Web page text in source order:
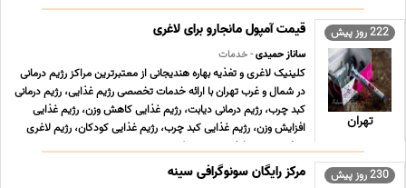
موضعی، رژیم لاغری سریع شکم ... ...
222 روز پیش
تهران
قیمت آمپول مانجارو برای لاغری
ساناز حمیدی- خدمات
کلینیک لاغری و تغذیه بهاره هندیجانی از معتبرترین مراکز رژیم درمانی
در شمال و غرب تهران با ارائه خدمات تخصصی رژیم غذایی، رژیم درمانی
کبد چرب، رژیم درمانی دیابت، رژیم غذایی کاهش وزن، رژیم غذایی
افزایش وزن، رژیم غذایی کبد چرب، رژیم غذایی کودکان، رژیم لاغری
موضعی، رژیم لاغری سریع شکم ... ...
230 روز پیش مرکز رایگان سونوگرافی سینه